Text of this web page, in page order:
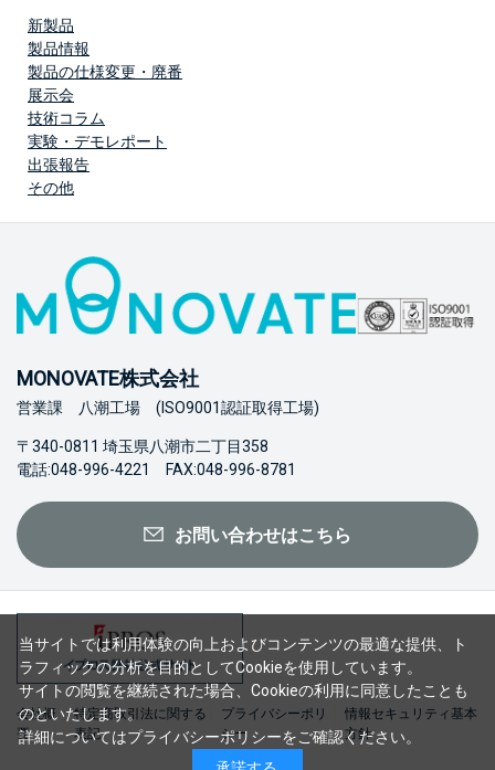
新製品
製品情報
製品の仕様変更・廃番
展示会
技術コラム
実験・デモレポート
出張報告
その他
MONOVATE株式会社
営業課 八潮工場 (ISO9001認証取得工場)
〒340-0811 埼玉県八潮市二丁目358
電話:048-996-4221 FAX:048-996-8781
お問い合わせはこちら
会社概
要
特定商取引法に関する
表記
プライバシーポリ
シー
情報セキュリティ基本
方針
当サイトでは利用体験の向上およびコンテンツの最適な提供、ト
ラフィックの分析を目的としてCookieを使用しています。
サイトの閲覧を継続された場合、Cookieの利用に同意したことも
のといたします。
詳細についてはプライバシーポリシーをご確認ください。